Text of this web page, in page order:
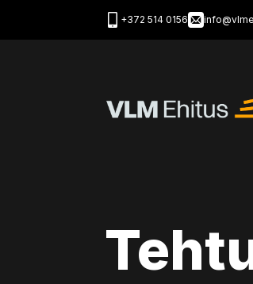
+372 514 0156